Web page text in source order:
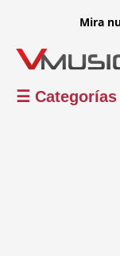
Mira
☰ Categorías